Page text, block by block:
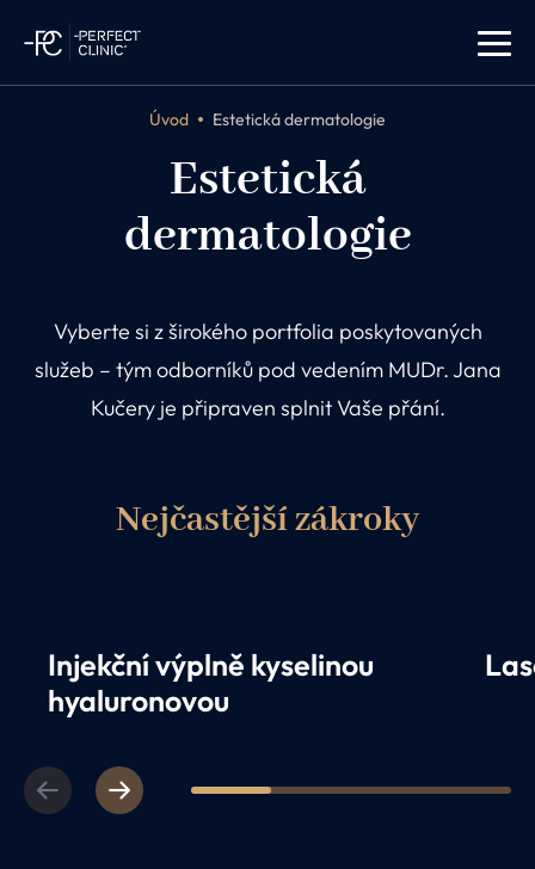
Úvod Estetická dermatologie
Estetická
dermatologie
Vyberte si z širokého portfolia poskytovaných
služeb – tým odborníků pod vedením MUDr. Jana
Kučery je připraven splnit Vaše přání.
Nejčastější zákroky
Injekční výplně kyselinou
hyaluronovou
PreviousNext 1 2 3 4